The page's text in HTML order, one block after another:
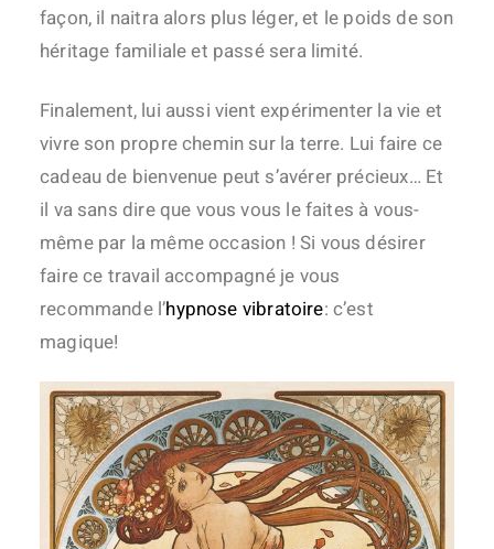
façon, il naitra alors plus léger, et le poids de son
héritage familiale et passé sera limité.
Finalement, lui aussi vient expérimenter la vie et
vivre son propre chemin sur la terre. Lui faire ce
cadeau de bienvenue peut s’avérer précieux… Et
il va sans dire que vous vous le faites à vous-
même par la même occasion ! Si vous désirer
faire ce travail accompagné je vous
recommande l’hypnose vibratoire: c’est
magique!